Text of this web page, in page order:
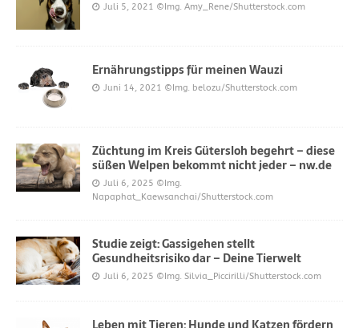
Juli 5, 2021 ©Img. Amy_Rene/Shutterstock.com
Ernährungstipps für meinen Wauzi
Juni 14, 2021 ©Img. belozu/Shutterstock.com
Züchtung im Kreis Gütersloh begehrt – diese
süßen Welpen bekommt nicht jeder – nw.de
Juli 6, 2025 ©Img.
Napaphat_Kaewsanchai/Shutterstock.com
Studie zeigt: Gassigehen stellt
Gesundheitsrisiko dar – Deine Tierwelt
Juli 6, 2025 ©Img. Silvia_Piccirilli/Shutterstock.com